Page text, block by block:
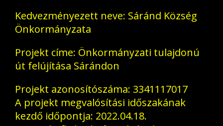
Kedvezményezett neve: Sáránd Község
Önkormányzata
Projekt címe: Önkormányzati tulajdonú
út felújítása Sárándon
Projekt azonosítószáma: 3341117017
A projekt megvalósítási időszakának
kezdő időpontja: 2022.04.18.